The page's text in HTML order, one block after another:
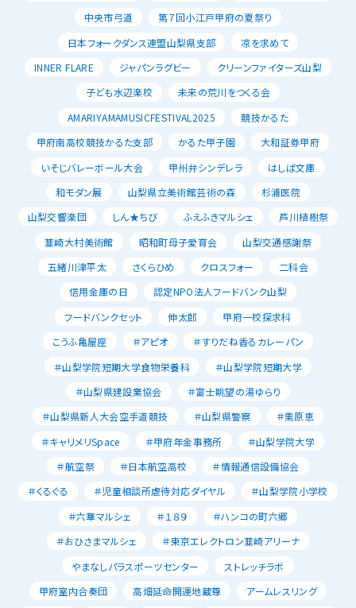
中央市弓道
第７回小江戸甲府の夏祭り
日本フォークダンス連盟山梨県支部
凉を求めて
INNER FLARE
ジャパンラグビー
クリーンファイターズ山梨
子ども水辺楽校
未来の荒川をつくる会
AMARIYAMAMUSICFESTIVAL2025
競技かるた
甲府南高校競技かるた支部
かるた甲子園
大和証券甲府
いそじバレーボール大会
甲州弁シンデレラ
はしば文庫
和モダン展
山梨県立美術館芸術の森
杉浦医院
山梨交響楽団
しん★ちび ふえふきマルシェ
芦川植樹祭
韮崎大村美術館
昭和町母子愛育会
山梨交通感謝祭
五緒川津平太
さくらひめ クロスフォー
二科会
信用金庫の日
認定NPO法人フードバンク山梨
フードバンクセット
伸太郎
甲府一校探求科
こうふ亀屋座
＃アピオ
＃すりだね香るカレーパン
＃山梨学院短期大学食物栄養科
＃山梨学院短期大学
＃山梨県建設業協会
＃富士眺望の湯ゆらり
＃山梨県新人大会空手道競技
＃山梨県警察
＃栗原恵
＃キャリメリSpace
＃甲府年金事務所
＃山梨学院大学
＃航空祭
＃日本航空高校
＃情報通信設備協会
＃くるぐる
＃児童相談所虐待対応ダイヤル
＃山梨学院小学校
＃六華マルシェ
＃１８９
＃ハンコの町六郷
＃おひさまマルシェ
＃東京エレクトロン韮崎アリーナ
やまなしパラスポーツセンター
ストレッチラボ
甲府室内合奏団
高畑延命開運地蔵尊
アームレスリング